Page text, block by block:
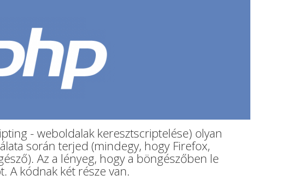
- weboldalak keresztscriptelése) olyan
során terjed (mindegy, hogy Firefox,
Az a lényeg, hogy a böngészőben le
A kódnak két része van.